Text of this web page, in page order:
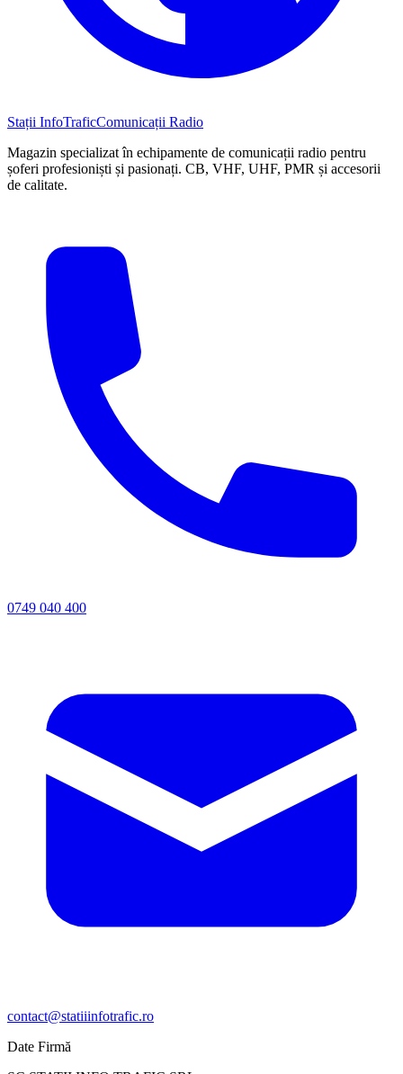
Stații InfoTraficComunicații Radio
Magazin specializat în echipamente de comunicații radio pentru
șoferi profesioniști și pasionați. CB, VHF, UHF, PMR și accesorii
de calitate.
0749 040 400
contact@statiiinfotrafic.ro
Date Firmă